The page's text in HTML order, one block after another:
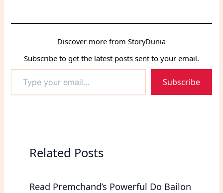
Discover more from StoryDunia
Subscribe to get the latest posts sent to your email.
your
email…
Subscribe
Related Posts
Read Premchand’s Powerful Do Bailon